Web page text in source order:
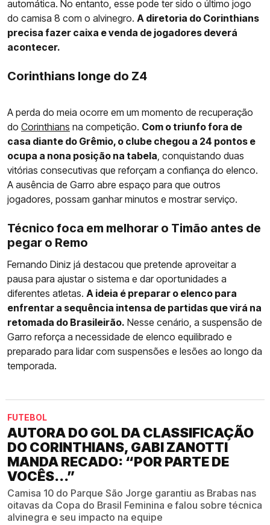
automática. No entanto, esse pode ter sido o último jogo
do camisa 8 com o alvinegro. A diretoria do Corinthians
precisa fazer caixa e venda de jogadores deverá
acontecer.
Corinthians longe do Z4
A perda do meia ocorre em um momento de recuperação
do Corinthians na competição. Com o triunfo fora de
casa diante do Grêmio, o clube chegou a 24 pontos e
ocupa a nona posição na tabela , conquistando duas
vitórias consecutivas que reforçam a confiança do elenco.
A ausência de Garro abre espaço para que outros
jogadores, possam ganhar minutos e mostrar serviço.
Técnico foca em melhorar o Timão antes de
pegar o Remo
Fernando Diniz já destacou que pretende aproveitar a
pausa para ajustar o sistema e dar oportunidades a
diferentes atletas. A ideia é preparar o elenco para
enfrentar a sequência intensa de partidas que virá na
retomada do Brasileirão. Nesse cenário, a suspensão de
Garro reforça a necessidade de elenco equilibrado e
preparado para lidar com suspensões e lesões ao longo da
temporada.
FUTEBOL
AUTORA DO GOL DA CLASSIFICAÇÃO
DO CORINTHIANS, GABI ZANOTTI
MANDA RECADO: “POR PARTE DE
VOCÊS...”
Camisa 10 do Parque São Jorge garantiu as Brabas nas
oitavas da Copa do Brasil Feminina e falou sobre técnica
alvinegra e seu impacto na equipe